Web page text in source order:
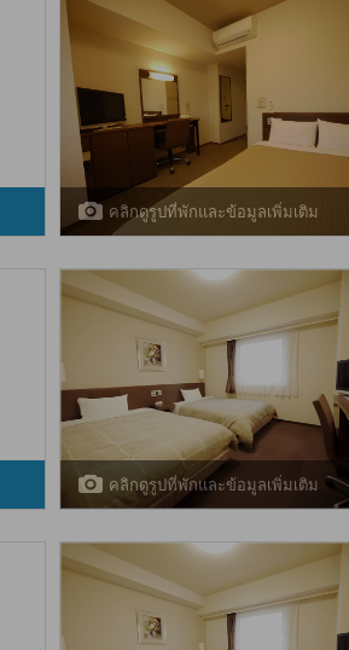
คลิกดูรูปที่พักและข้อมูลเพิ่มเติม
คลิกดูรูปที่พักและข้อมูลเพิ่มเติม